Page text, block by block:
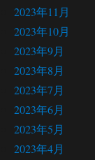
2023年11月
2023年10月
2023年9月
2023年8月
2023年7月
2023年6月
2023年5月
2023年4月